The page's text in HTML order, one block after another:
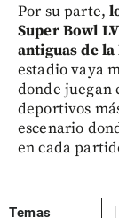
Por su parte,
Super Bowl
antiguas de la
estadio vaya
donde juegan
deportivos
escenario
en cada
Temas